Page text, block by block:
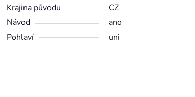
Krajina původu
CZ
Návod
ano
Pohlaví
uni